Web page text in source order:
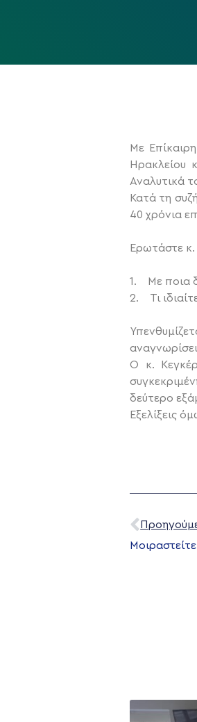
Με
Ηρακλείου
Αναλυτικά
Κατά τη
40 χρόνια
Ερωτάστε
1. Με ποια
2. Τι
Ο κ.
δεύτερο
Εξελίξεις